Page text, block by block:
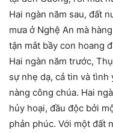
Hai ngàn năm sau, đất
mưa ở Nghệ An mà
tận mắt bầy con hoang
Hai ngàn năm trước,
sự nhẹ dạ, cả tin và
nàng công chúa. Hai
hủy hoại, đầu độc bởi
phản phúc. Với một đất